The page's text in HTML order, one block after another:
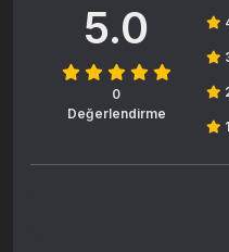
5.0
0
Değerlendirme
1